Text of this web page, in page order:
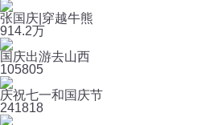
张国庆|穿越牛熊
914.2万
国庆出游去山西
105805
庆祝七一和国庆节
241818